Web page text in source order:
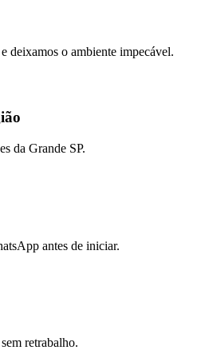
deixamos o ambiente impecável.
da Grande SP.
antes de iniciar.
retrabalho.